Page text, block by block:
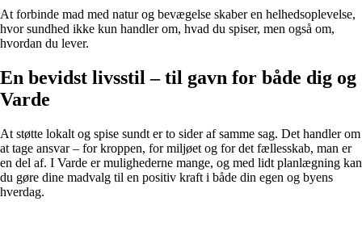
At forbinde mad med natur og bevægelse skaber en helhedsoplevelse,
hvor sundhed ikke kun handler om, hvad du spiser, men også om,
hvordan du lever.
En bevidst livsstil – til gavn for både dig og
Varde
At støtte lokalt og spise sundt er to sider af samme sag. Det handler om
at tage ansvar – for kroppen, for miljøet og for det fællesskab, man er
en del af. I Varde er mulighederne mange, og med lidt planlægning kan
du gøre dine madvalg til en positiv kraft i både din egen og byens
hverdag.